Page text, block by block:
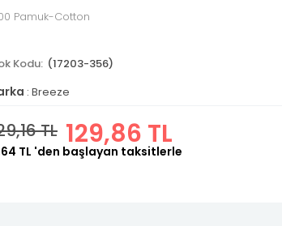
Pamuk-Cotton
(17203-356)
: Breeze
TL 129,86 TL
TL 'den başlayan taksitlerle